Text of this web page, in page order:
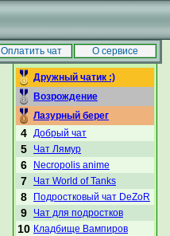
Оплатить чат О сервисе
ЛУЧШИЕ ЧАТЫ
Дружный чатик :)
Возрождение
Лазурный берег
4 Добрый чат
5 Чат Лямур
6 Necropolis anime
7 Чат World of Tanks
8 Подростковый чат DeZoR
9 Чат для подростков
10 Кладбище Вампиров